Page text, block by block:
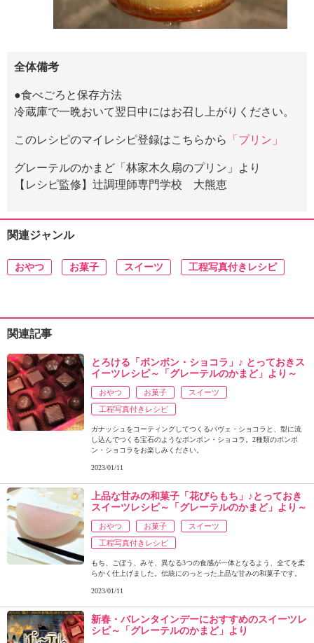
全体備考
●食べごろと保存方法
冷蔵庫で一晩おいて翌日中にはお召し上がりください。
このレシピのマイレシピ登録はこちらから 「プリン」
グレーテルのかまど「林家木久扇のプリン」より
【レシピ監修】辻󠄀調理師専門学校 大熊恵
関連ジャンル
おやつ お菓子 スイーツ 工程写真付きレシピ
関連記事
とろける「ボンボン・ショコラ」♪ とっておきス
イーツレシピ～「グレーテルのかまど」より～
おやつ お菓子
スイーツ
工程写真付きレシピ
ガナッシュをコーティングしてつくるパヴェ・ショコラと、型に流
し込んでつくる宝石のようなボンボン・ショコラ。2種類のボンボ
ン・ショコラをお楽しみください。
2023/01/11
上品な甘みの和菓子「花びらもち」♪とっておき
スイーツレシピ～「グレーテルのかまど」より～
おやつ お菓子
スイーツ
工程写真付きレシピ
もち、ごぼう、みそ、異なる3つの食感が一体となるよう、全てを柔
らかく仕上げました。伝統にのっとった上品な甘みの和菓子です。
2023/01/11
新春・バレンタインデーにおすすめのスイーツレ
シピ～「グレーテルのかまど」より